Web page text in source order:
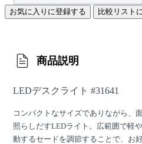
お気に入りに登録する 比較リスト
商品説明
LEDデスクライト #31641
コンパクトなサイズでありながら、
照らしだすLEDライト。広範囲で軽
動するセードを調節することで、お